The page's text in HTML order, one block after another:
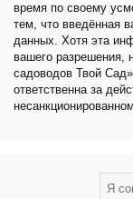
время по своему
тем, что введённая
данных. Хотя эта
вашего разрешения,
садоводов Твой
ответственна за